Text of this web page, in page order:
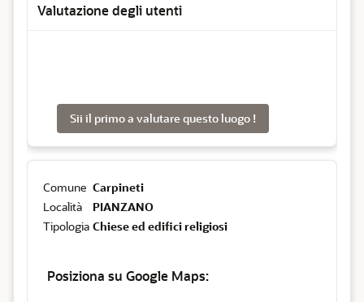
Valutazione degli utenti
Sii il primo a valutare questo luogo !
Comune Carpineti
Località
PIANZANO
Tipologia Chiese ed edifici religiosi
Posiziona su Google Maps: